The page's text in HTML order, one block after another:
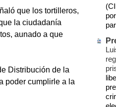
que los tortilleros,
la ciudadanía
aunado a que
Distribución de la
poder cumplirle a la
►
▼
►
san
el
CFE